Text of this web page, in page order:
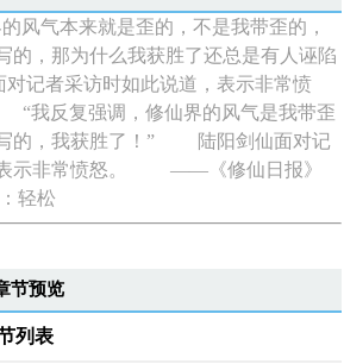
风气本来就是歪的，不是我带歪的，
的，那为什么我获胜了还总是有人诬陷
者采访时如此说道，表示非常愤
复强调，修仙界的风气是我带歪
写的，我获胜了！” 陆阳剑仙面对记
表示非常愤怒。 ——《修仙日报》
轻松
节预览
列表